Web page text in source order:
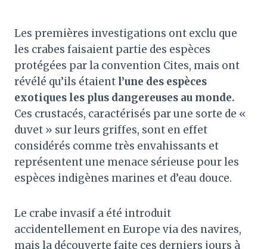
Les premières investigations ont exclu que
les crabes faisaient partie des espèces
protégées par la convention Cites, mais ont
révélé qu’ils étaient l’une des espèces
exotiques les plus dangereuses au monde.
Ces crustacés, caractérisés par une sorte de «
duvet » sur leurs griffes, sont en effet
considérés comme très envahissants et
représentent une menace sérieuse pour les
espèces indigènes marines et d’eau douce.
Le crabe invasif a été introduit
accidentellement en Europe via des navires,
mais la découverte faite ces derniers jours à